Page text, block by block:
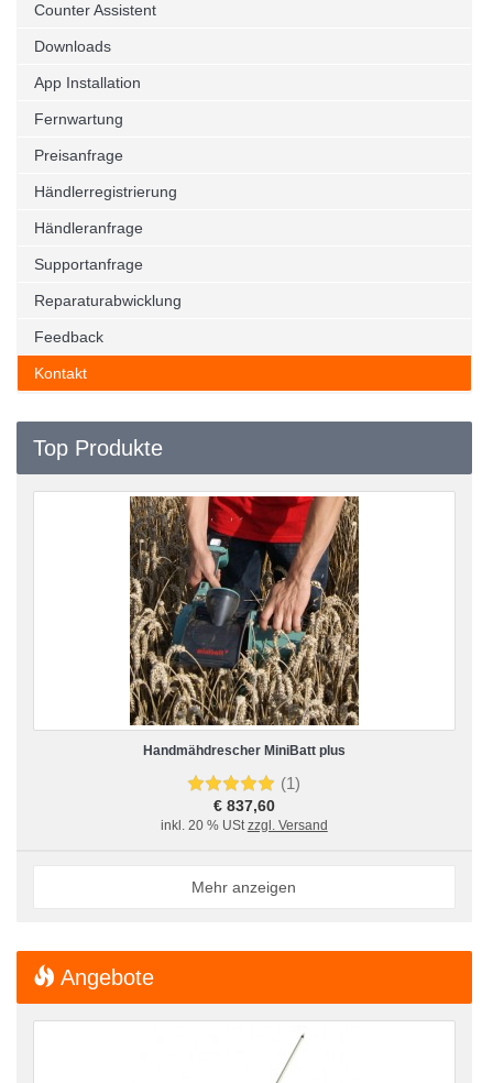
Counter Assistent
Downloads
App Installation
Fernwartung
Preisanfrage
Händlerregistrierung
Händleranfrage
Supportanfrage
Reparaturabwicklung
Feedback
Kontakt
Top Produkte
Handmähdrescher MiniBatt plus
(1)
€ 837,60
inkl. 20 % UStzzgl. Versand
Mehr anzeigen
Angebote